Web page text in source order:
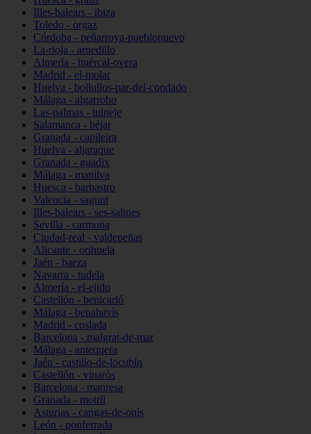
Illes-balears - ibiza
Toledo - orgaz
Córdoba - peñarroya-pueblonuevo
La-rioja - arnedillo
Almería - huércal-overa
Madrid - el-molar
Huelva - bollullos-par-del-condado
Málaga - algarrobo
Las-palmas - tuineje
Salamanca - béjar
Granada - capileira
Huelva - aljaraque
Granada - guadix
Málaga - manilva
Huesca - barbastro
Valencia - sagunt
Illes-balears - ses-salines
Sevilla - carmona
Ciudad-real - valdepeñas
Alicante - orihuela
Jaén - baeza
Navarra - tudela
Almería - el-ejido
Castellón - benicarló
Málaga - benahavís
Madrid - coslada
Barcelona - malgrat-de-mar
Málaga - antequera
Jaén - castillo-de-locubín
Castellón - vinaròs
Barcelona - manresa
Granada - motril
Asturias - cangas-de-onís
León - ponferrada